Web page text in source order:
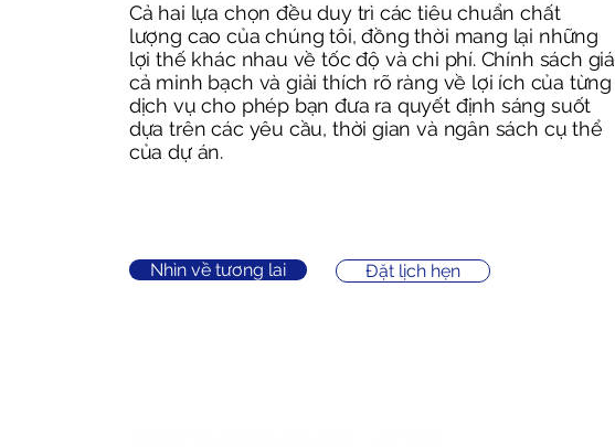
Cả hai lựa chọn đều duy trì các tiêu chuẩn chất
lượng cao của chúng tôi, đồng thời mang lại những
lợi thế khác nhau về tốc độ và chi phí. Chính sách giá
cả minh bạch và giải thích rõ ràng về lợi ích của từng
dịch vụ cho phép bạn đưa ra quyết định sáng suốt
dựa trên các yêu cầu, thời gian và ngân sách cụ thể
của dự án.
Nhìn về tương lai Đặt lịch hẹn